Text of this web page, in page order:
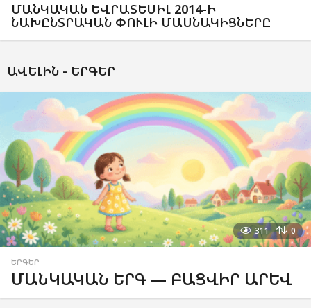
ՄԱՆԿԱԿԱՆ ԵՎՐԱՏԵՍԻԼ 2014-Ի
ՆԱԽԸՆՏՐԱԿԱՆ ՓՈՒԼԻ ՄԱՍՆԱԿԻՑՆԵՐԸ
ԱՎԵԼԻՆ - ԵՐԳԵՐ
311 0
ԵՐԳԵՐ
ՄԱՆԿԱԿԱՆ ԵՐԳ — ԲԱՑՎԻՐ ԱՐԵՎ